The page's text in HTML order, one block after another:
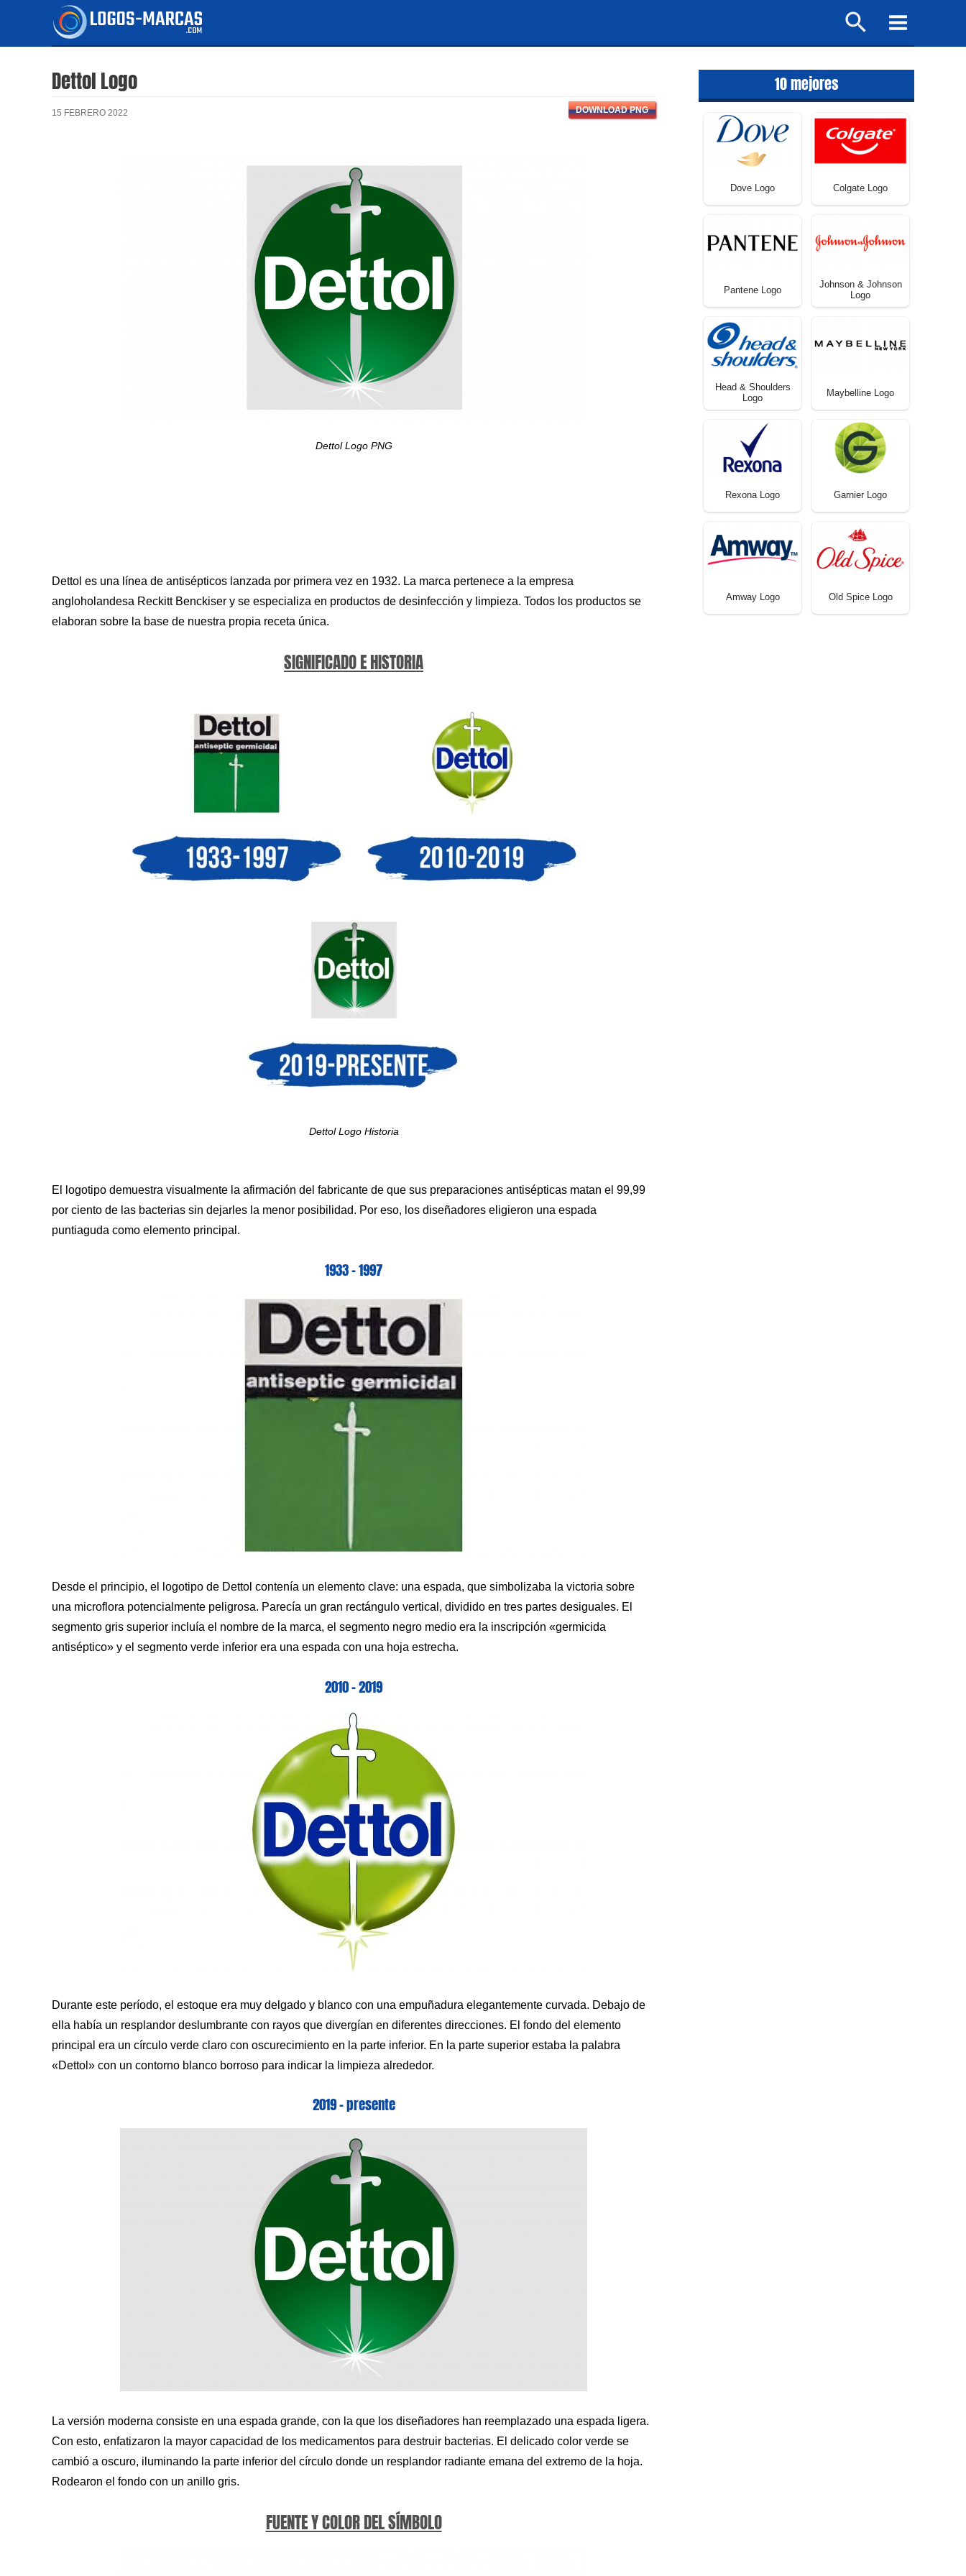
contenido
Buscar
Main
Menu
Dettol Logo
15 FEBRERO 2022 DOWNLOAD PNG
Dettol Logo PNG
Dettol es una línea de antisépticos lanzada por primera vez en 1932. La marca pertenece a la empresa
angloholandesa Reckitt Benckiser y se especializa en productos de desinfección y limpieza. Todos los productos se
elaboran sobre la base de nuestra propia receta única.
SIGNIFICADO E HISTORIA
Dettol Logo Historia
El logotipo demuestra visualmente la afirmación del fabricante de que sus preparaciones antisépticas matan el 99,99
por ciento de las bacterias sin dejarles la menor posibilidad. Por eso, los diseñadores eligieron una espada
puntiaguda como elemento principal.
1933 – 1997
Desde el principio, el logotipo de Dettol contenía un elemento clave: una espada, que simbolizaba la victoria sobre
una microflora potencialmente peligrosa. Parecía un gran rectángulo vertical, dividido en tres partes desiguales. El
segmento gris superior incluía el nombre de la marca, el segmento negro medio era la inscripción «germicida
antiséptico» y el segmento verde inferior era una espada con una hoja estrecha.
2010 – 2019
Durante este período, el estoque era muy delgado y blanco con una empuñadura elegantemente curvada. Debajo de
ella había un resplandor deslumbrante con rayos que divergían en diferentes direcciones. El fondo del elemento
principal era un círculo verde claro con oscurecimiento en la parte inferior. En la parte superior estaba la palabra
«Dettol» con un contorno blanco borroso para indicar la limpieza alrededor.
2019 – presente
La versión moderna consiste en una espada grande, con la que los diseñadores han reemplazado una espada ligera.
Con esto, enfatizaron la mayor capacidad de los medicamentos para destruir bacterias. El delicado color verde se
cambió a oscuro, iluminando la parte inferior del círculo donde un resplandor radiante emana del extremo de la hoja.
Rodearon el fondo con un anillo gris.
FUENTE Y COLOR DEL SÍMBOLO
10 mejores
Dove Logo Colgate Logo
Pantene Logo
Johnson & Johnson
Logo
Head & Shoulders
Logo
Maybelline Logo
Rexona Logo Garnier Logo
Amway Logo Old Spice Logo